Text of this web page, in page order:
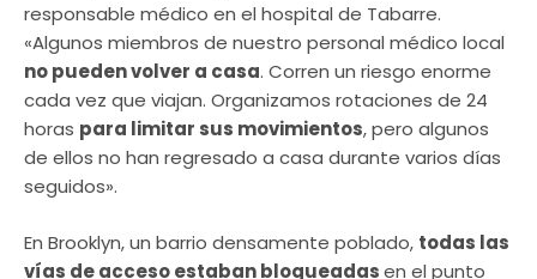
responsable médico en el hospital de Tabarre.
«Algunos miembros de nuestro personal médico local
no pueden volver a casa. Corren un riesgo enorme
cada vez que viajan. Organizamos rotaciones de 24
horas para limitar sus movimientos, pero algunos
de ellos no han regresado a casa durante varios días
seguidos».
En Brooklyn, un barrio densamente poblado, todas las
vías de acceso estaban bloqueadasen el punto